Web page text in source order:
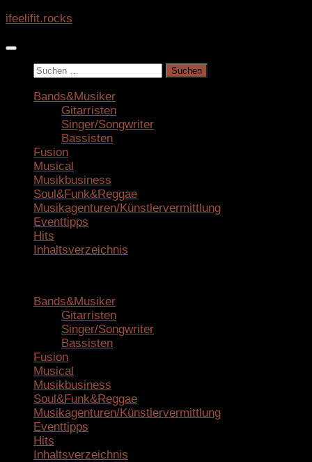
Zum
springen
ifeelifit.rocks
Suchen
Bands&Musiker
Gitarristen
Singer/Songwriter
Bassisten
Fusion
Musical
Musikbusiness
Soul&Funk&Reggae
Musikagenturen/Künstlervermittlung
Eventtipps
Hits
Inhaltsverzeichnis
Bands&Musiker
Gitarristen
Singer/Songwriter
Bassisten
Fusion
Musical
Musikbusiness
Soul&Funk&Reggae
Musikagenturen/Künstlervermittlung
Eventtipps
Hits
Inhaltsverzeichnis